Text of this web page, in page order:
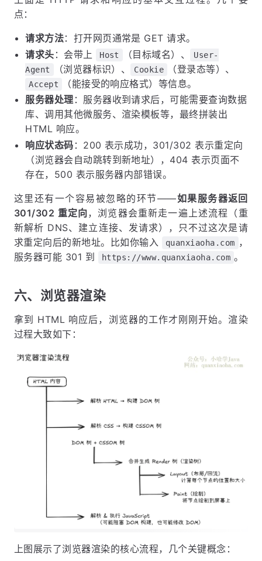
点：
请求方法：打开网页通常是 GET 请求。
请求头 ：会带上 Host （目标域名）、
User-
Agent
（浏览器标识）、 Cookie （登录态等）、
Accept
（能接受的响应格式）等信息。
服务器处理 ：服务器收到请求后，可能需要查询数据
库、调用其他微服务、渲染模板等，最终拼装出
HTML 响应。
响应状态码 ：200 表示成功，301/302 表示重定向
（浏览器会自动跳转到新地址），404 表示页面不
存在，500 表示服务器内部错误。
这里还有一个容易被忽略的环节——如果服务器返回
301/302 重定向，浏览器会重新走一遍上述流程（重
新解析 DNS、建立连接、发请求），只不过这次是请
求重定向后的新地址。比如你输入
quanxiaoha.com ，
服务器可能 301 到
https://www.quanxiaoha.com 。
六、浏览器渲染
拿到 HTML 响应后，浏览器的工作才刚刚开始。渲染
过程大致如下：
上图展示了浏览器渲染的核心流程，几个关键概念：